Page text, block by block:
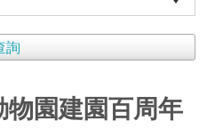
園建園百周年